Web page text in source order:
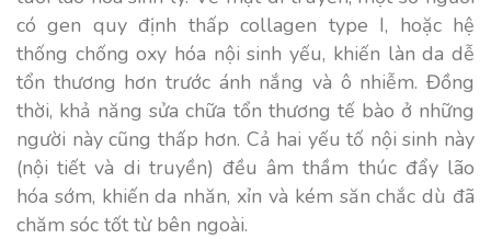
có gen quy định thấp collagen type I, hoặc hệ
thống chống oxy hóa nội sinh yếu, khiến làn da dễ
tổn thương hơn trước ánh nắng và ô nhiễm. Đồng
thời, khả năng sửa chữa tổn thương tế bào ở những
người này cũng thấp hơn. Cả hai yếu tố nội sinh này
(nội tiết và di truyền) đều âm thầm thúc đẩy lão
hóa sớm, khiến da nhăn, xỉn và kém săn chắc dù đã
chăm sóc tốt từ bên ngoài.